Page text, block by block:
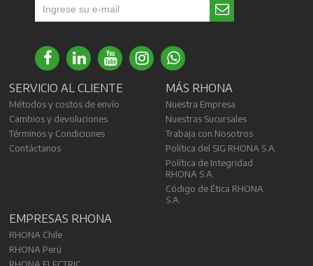
SERVICIO AL CLIENTE
Métodos y costos de envío
Cambios y devoluciones
Términos y Condiciones
Contáctanos
MÁS RHONA
Nuestra Empresa
Nuestras Sucursales
Trabaja con Nosotros
Política del SIG RHONA S.A.
Política de Integridad
RHONA S.A.
Código de Ética RHONA
S.A.
EMPRESAS RHONA
RHONA Chile
RHONA Perú